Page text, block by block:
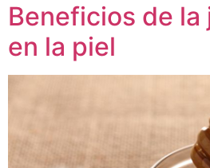
Beneficios de la
en la piel